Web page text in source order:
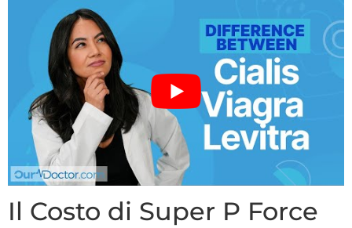
Il Costo di Super P Force